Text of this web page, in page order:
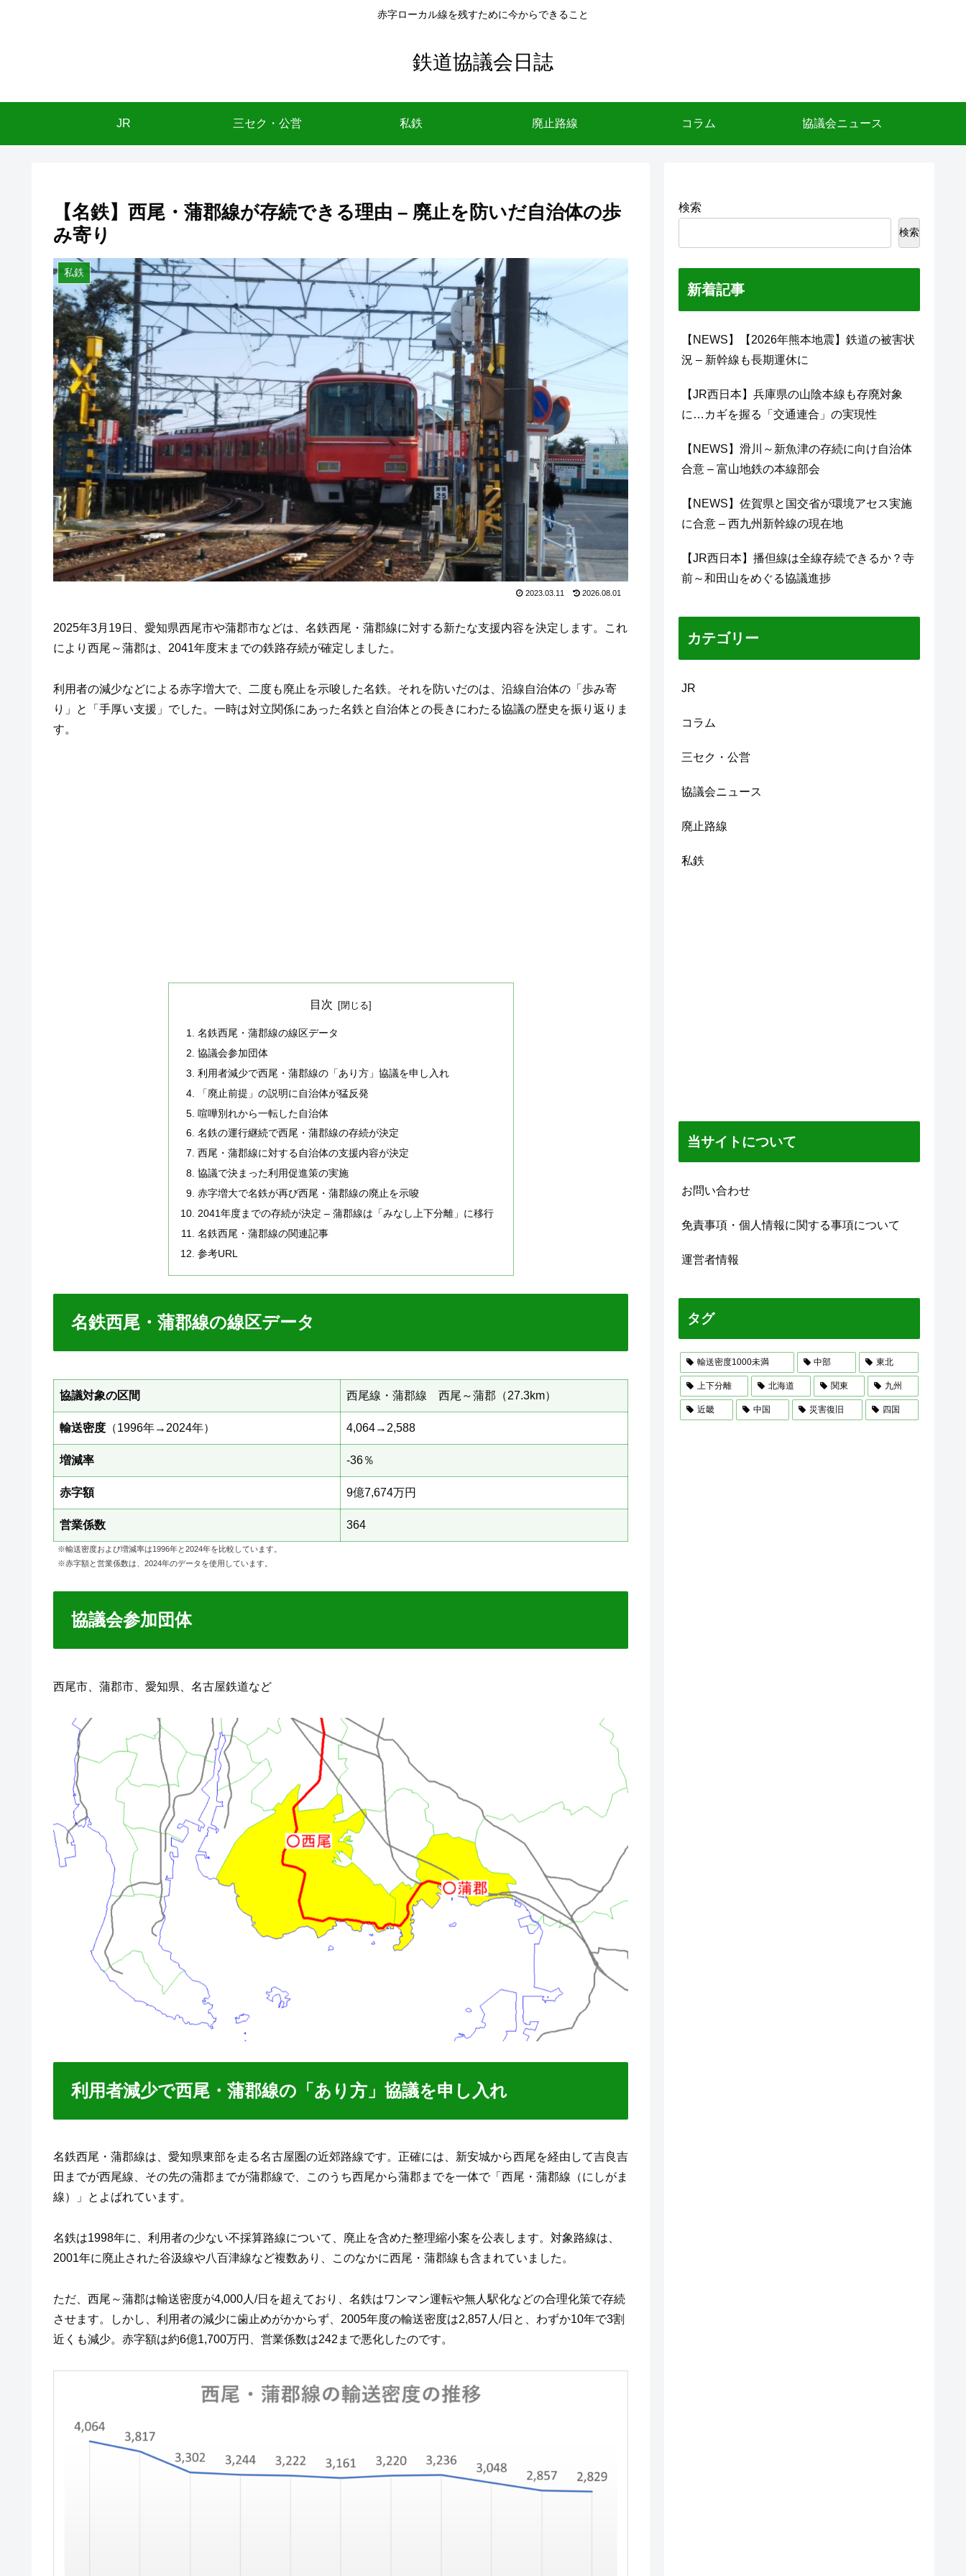
赤字ローカル線を残すために今からできること
鉄道協議会日誌
JR 三セク・公営 私鉄 廃止路線 コラム 協議会ニュース
【名鉄】西尾・蒲郡線が存続できる理由 – 廃止を防いだ自治体の歩
み寄り
私鉄
2023.03.11 2026.08.01
2025年3月19日、愛知県西尾市や蒲郡市などは、名鉄西尾・蒲郡線に対する新たな支援内容を決定します。これ
により西尾～蒲郡は、2041年度末までの鉄路存続が確定しました。
利用者の減少などによる赤字増大で、二度も廃止を示唆した名鉄。それを防いだのは、沿線自治体の「歩み寄
り」と「手厚い支援」でした。一時は対立関係にあった名鉄と自治体との長きにわたる協議の歴史を振り返りま
す。
目次
名鉄西尾・蒲郡線の線区データ
協議会参加団体
利用者減少で西尾・蒲郡線の「あり方」協議を申し入れ
「廃止前提」の説明に自治体が猛反発
喧嘩別れから一転した自治体
名鉄の運行継続で西尾・蒲郡線の存続が決定
西尾・蒲郡線に対する自治体の支援内容が決定
協議で決まった利用促進策の実施
赤字増大で名鉄が再び西尾・蒲郡線の廃止を示唆
2041年度までの存続が決定 – 蒲郡線は「みなし上下分離」に移行
名鉄西尾・蒲郡線の関連記事
参考URL
名鉄西尾・蒲郡線の線区データ
協議対象の区間 西尾線・蒲郡線 西尾～蒲郡（27.3km）
輸送密度 （1996年→2024年） 4,064→2,588
増減率 -36％
赤字額 9億7,674万円
営業係数 364
※輸送密度および増減率は1996年と2024年を比較しています。
※赤字額と営業係数は、2024年のデータを使用しています。
協議会参加団体
西尾市、蒲郡市、愛知県、名古屋鉄道など
利用者減少で西尾・蒲郡線の「あり方」協議を申し入れ
名鉄西尾・蒲郡線は、愛知県東部を走る名古屋圏の近郊路線です。正確には、新安城から西尾を経由して吉良吉
田までが西尾線、その先の蒲郡までが蒲郡線で、このうち西尾から蒲郡までを一体で「西尾・蒲郡線（にしがま
線）」とよばれています。
名鉄は1998年に、利用者の少ない不採算路線について、廃止を含めた整理縮小案を公表します。対象路線は、
2001年に廃止された谷汲線や八百津線など複数あり、このなかに西尾・蒲郡線も含まれていました。
ただ、西尾～蒲郡は輸送密度が4,000人/日を超えており、名鉄はワンマン運転や無人駅化などの合理化策で存続
させます。しかし、利用者の減少に歯止めがかからず、2005年度の輸送密度は2,857人/日と、わずか10年で3割
近くも減少。赤字額は約6億1,700万円、営業係数は242まで悪化したのです。
検索
検索
新着記事
【NEWS】【2026年熊本地震】鉄道の被害状
況 – 新幹線も長期運休に
【JR西日本】兵庫県の山陰本線も存廃対象
に…カギを握る「交通連合」の実現性
【NEWS】滑川～新魚津の存続に向け自治体
合意 – 富山地鉄の本線部会
【NEWS】佐賀県と国交省が環境アセス実施
に合意 – 西九州新幹線の現在地
【JR西日本】播但線は全線存続できるか？寺
前～和田山をめぐる協議進捗
カテゴリー
JR
コラム
三セク・公営
協議会ニュース
廃止路線
私鉄
当サイトについて
お問い合わせ
免責事項・個人情報に関する事項について
運営者情報
タグ
輸送密度1000未満 中部 東北
上下分離 北海道 関東 九州
近畿 中国 災害復旧 四国